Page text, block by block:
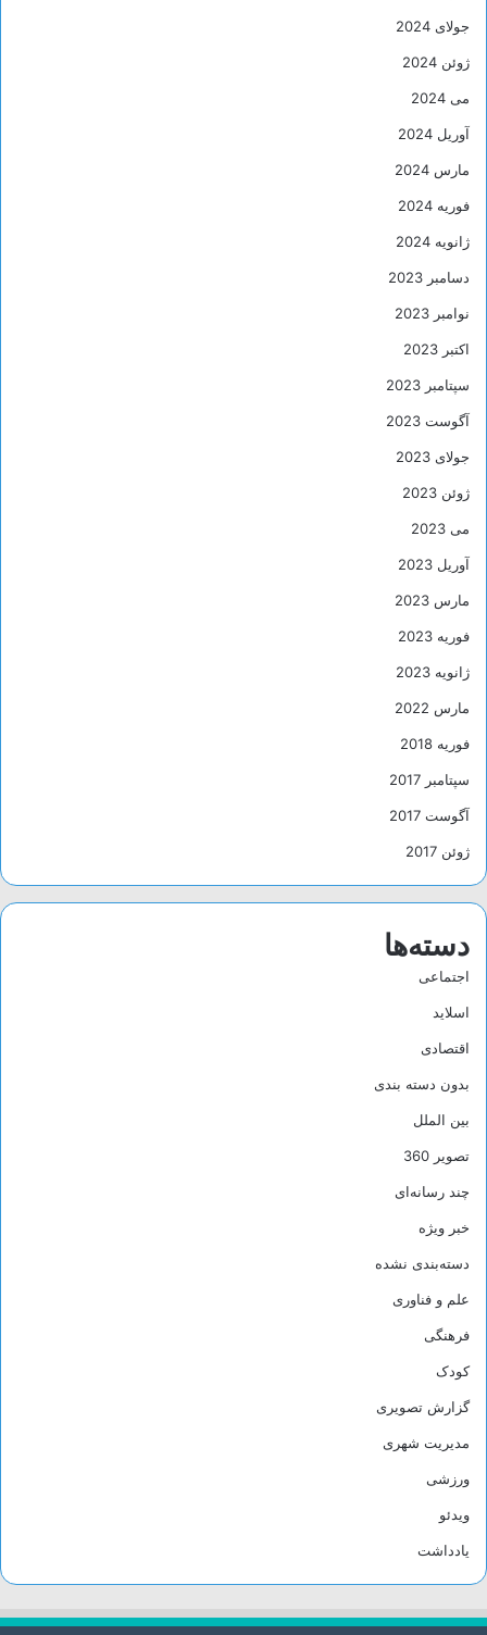
جولای 2024
ژوئن 2024
می 2024
آوریل 2024
مارس 2024
فوریه 2024
ژانویه 2024
دسامبر 2023
نوامبر 2023
اکتبر 2023
سپتامبر 2023
آگوست 2023
جولای 2023
ژوئن 2023
می 2023
آوریل 2023
مارس 2023
فوریه 2023
ژانویه 2023
مارس 2022
فوریه 2018
سپتامبر 2017
آگوست 2017
ژوئن 2017
دسته‌ها
اجتماعی
اسلاید
اقتصادی
بدون دسته بندی
بین الملل
تصویر 360
چند رسانه‌ای
خبر ویژه
دسته‌بندی نشده
علم و فناوری
فرهنگی
کودک
گزارش تصویری
مدیریت شهری
ورزشی
ویدئو
یادداشت